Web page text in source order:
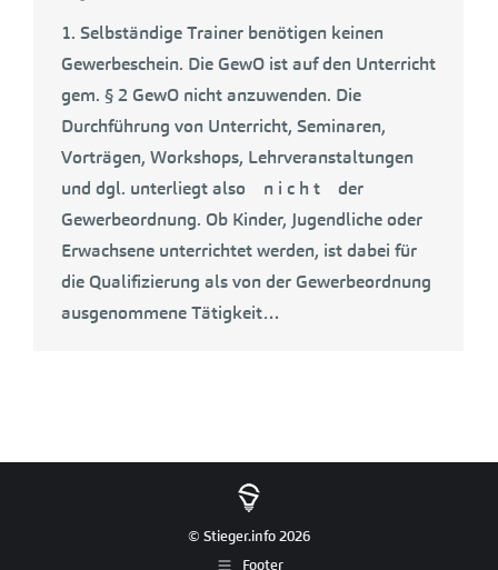
1. Selbständige Trainer benötigen keinen
Gewerbeschein. Die GewO ist auf den Unterricht
gem. § 2 GewO nicht anzuwenden. Die
Durchführung von Unterricht, Seminaren,
Vorträgen, Workshops, Lehrveranstaltungen
und dgl. unterliegt also n i c h t der
Gewerbeordnung. Ob Kinder, Jugendliche oder
Erwachsene unterrichtet werden, ist dabei für
die Qualifizierung als von der Gewerbeordnung
ausgenommene Tätigkeit…
© Stieger.info 2026
Footer